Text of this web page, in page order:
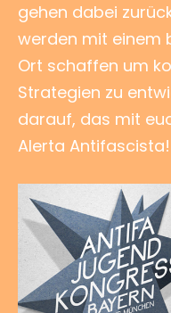
gehen dabei
werden mit einem
Ort schaffen um
Strategien zu
darauf, das mit
Alerta Antifascista!